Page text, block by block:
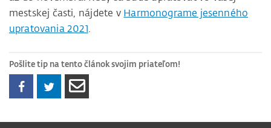
mestskej časti, nájdete v Harmonograme jesenného
upratovania 2021.
Pošlite tip na tento článok svojim priateľom!